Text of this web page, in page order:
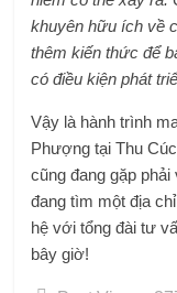
khuyên hữu ích về
thêm kiến ​​thức để
có điều kiện phát
Vậy là hành trình
Phượng tại Thu
cũng đang gặp
đang tìm một địa
hệ với tổng đài tư
bây giờ!